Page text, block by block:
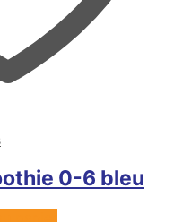
0-6 bleu